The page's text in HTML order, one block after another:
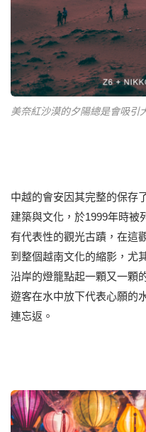
美奈紅沙漠的夕陽總是會吸引
中越的會安因其完整的保存
建築與文化，於1999年時被
有代表性的觀光古蹟，在這
到整個越南文化的縮影，尤
沿岸的燈籠點起一顆又一顆
遊客在水中放下代表心願的
連忘返。